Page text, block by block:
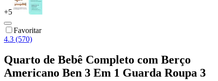
+5
Favoritar
4.3 (570)
Quarto de Bebê Completo com Berço
Americano Ben 3 Em 1 Guarda Roupa 3